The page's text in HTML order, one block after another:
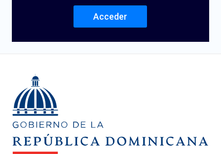
Acceder